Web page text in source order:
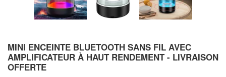
MINI ENCEINTE BLUETOOTH SANS FIL AVEC
AMPLIFICATEUR À HAUT RENDEMENT - LIVRAISON
OFFERTE